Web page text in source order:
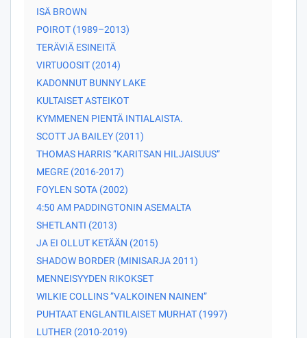
ISÄ BROWN
POIROT (1989–2013)
TERÄVIÄ ESINEITÄ
VIRTUOOSIT (2014)
KADONNUT BUNNY LAKE
KULTAISET ASTEIKOT
KYMMENEN PIENTÄ INTIALAISTA.
SCOTT JA BAILEY (2011)
THOMAS HARRIS ”KARITSAN HILJAISUUS”
MEGRE (2016-2017)
FOYLEN SOTA (2002)
4:50 AM PADDINGTONIN ASEMALTA
SHETLANTI (2013)
JA EI OLLUT KETÄÄN (2015)
SHADOW BORDER (MINISARJA 2011)
MENNEISYYDEN RIKOKSET
WILKIE COLLINS ”VALKOINEN NAINEN”
PUHTAAT ENGLANTILAISET MURHAT (1997)
LUTHER (2010-2019)